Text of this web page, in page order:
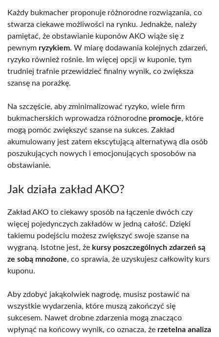
Każdy bukmacher proponuje różnorodne rozwiązania, co
stwarza ciekawe możliwości na rynku. Jednakże, należy
pamiętać, że obstawianie kuponów AKO wiąże się z
pewnym ryzykiem. W miarę dodawania kolejnych zdarzeń,
ryzyko również rośnie. Im więcej opcji w kuponie, tym
trudniej trafnie przewidzieć finalny wynik, co zwiększa
szansę na porażkę.
Na szczęście, aby zminimalizować ryzyko, wiele firm
bukmacherskich wprowadza różnorodne promocje, które
mogą pomóc zwiększyć szanse na sukces. Zakład
akumulowany jest zatem ekscytującą alternatywą dla osób
poszukujących nowych i emocjonujących sposobów na
obstawianie.
Jak działa zakład AKO?
Zakład AKO to ciekawy sposób na łączenie dwóch czy
więcej pojedynczych zakładów w jedną całość. Dzięki
takiemu podejściu możesz zwiększyć swoje szanse na
wygraną. Istotne jest, że kursy poszczególnych zdarzeń są
ze sobą mnożone, co sprawia, że uzyskujesz całkowity kurs
kuponu.
Aby zdobyć jakąkolwiek nagrodę, musisz postawić na
wszystkie wydarzenia, które muszą zakończyć się
sukcesem. Nawet drobne zdarzenia mogą znacząco
wpłynąć na końcowy wynik, co oznacza, że rzetelna analiza